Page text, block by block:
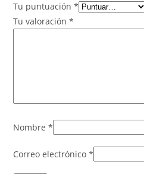
Tu puntuación*
Tu valoración*
Nombre*
Correo electrónico*